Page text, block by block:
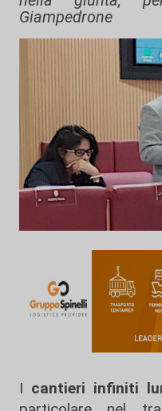
Giampedrone
I cantieri infiniti